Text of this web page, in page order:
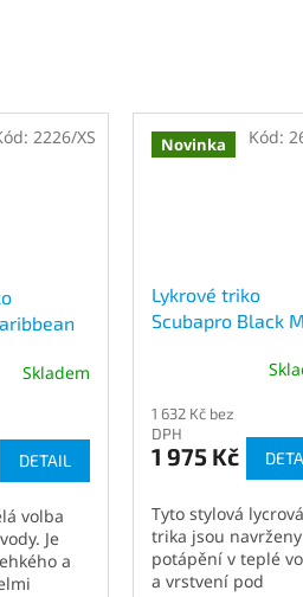
Skladem
DETAIL
volba
Je
a
2226/XS Novinka
Lykrové triko
Scubapro Black
1 632 Kč bez
DPH
1 975 Kč
Tyto stylová lycrová
trika jsou
potápění v teplé
a vrstvení pod
Kód: